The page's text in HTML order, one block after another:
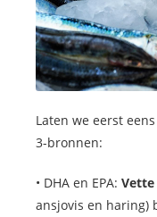
Laten we eerst
3-bronnen:
• DHA en EPA: Vette
ansjovis en haring)